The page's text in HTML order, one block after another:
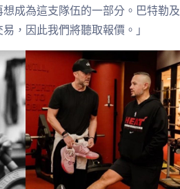
成為這支隊伍的一部分。巴特勒及
，因此我們將聽取報價。」